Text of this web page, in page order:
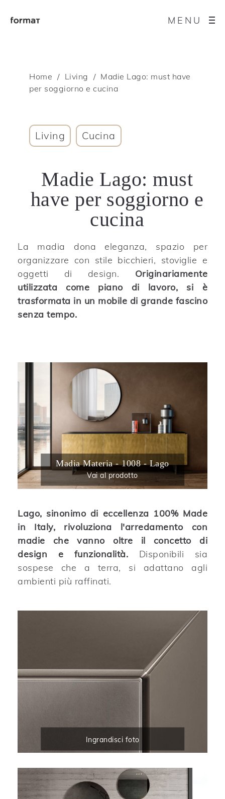
MENU
Home Living
Madie Lago: must have
per soggiorno e cucina
Living Cucina
Madie Lago: must
have per soggiorno e
cucina
La madia dona eleganza, spazio per
organizzare con stile bicchieri, stoviglie e
oggetti di design. Originariamente
utilizzata come piano di lavoro, si è
trasformata in un mobile di grande fascino
senza tempo.
Madia Materia - 1008 - Lago
Vai al prodotto
Lago, sinonimo di eccellenza 100% Made
in Italy, rivoluziona l'arredamento con
madie che vanno oltre il concetto di
design e funzionalità. Disponibili sia
sospese che a terra, si adattano agli
ambienti più raffinati.
Ingrandisci foto